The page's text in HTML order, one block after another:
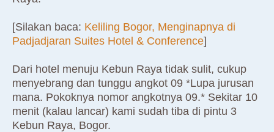
[Silakan baca: Keliling Bogor, Menginapnya di
Padjadjaran Suites Hotel & Conference]
Dari hotel menuju Kebun Raya tidak sulit, cukup
menyebrang dan tunggu angkot 09 *Lupa jurusan
mana. Pokoknya nomor angkotnya 09.* Sekitar 10
menit (kalau lancar) kami sudah tiba di pintu 3
Kebun Raya, Bogor.